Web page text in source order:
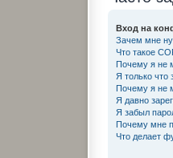
Вход на
Зачем мне
Что такое
Почему я не
Я только что
Почему я не
Я давно
Я забыл
Почему мне
Что делает